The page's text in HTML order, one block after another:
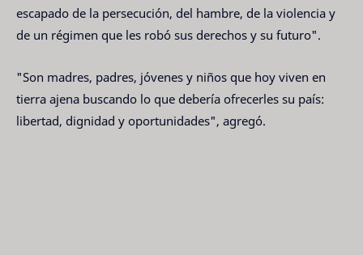
escapado de la persecución, del hambre, de la violencia y
de un régimen que les robó sus derechos y su futuro".
"Son madres, padres, jóvenes y niños que hoy viven en
tierra ajena buscando lo que debería ofrecerles su país:
libertad, dignidad y oportunidades", agregó.